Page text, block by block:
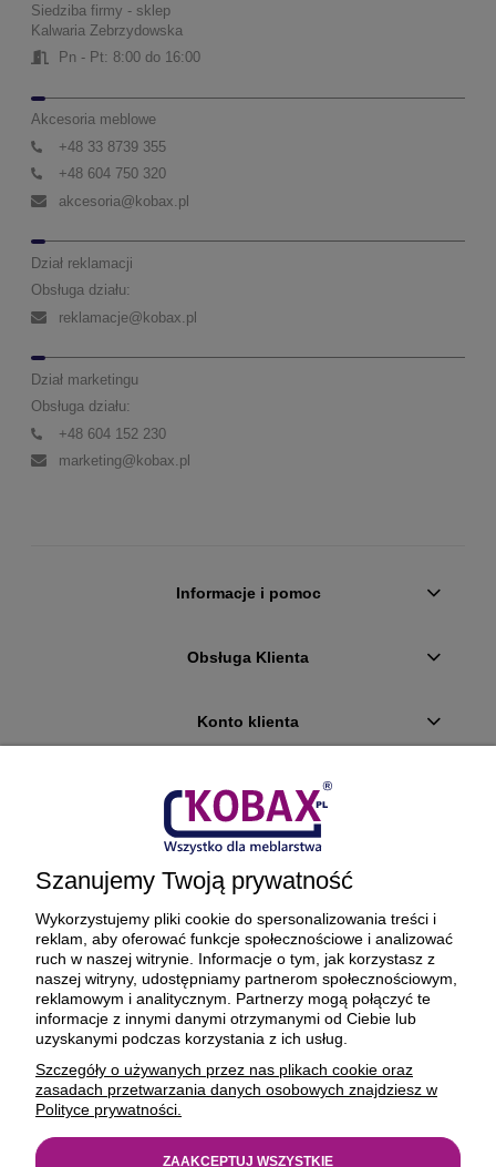
Siedziba firmy - sklep
Kalwaria Zebrzydowska
Pn - Pt: 8:00 do 16:00
Akcesoria meblowe
+48 33 8739 355
+48 604 750 320
akcesoria@kobax.pl
Dział reklamacji
Obsługa działu:
reklamacje@kobax.pl
Dział marketingu
Obsługa działu:
+48 604 152 230
marketing@kobax.pl
Informacje i pomoc
Obsługa Klienta
Konto klienta
Płatności i dostawa
Ciekawostki
O firmie
BEZPIECZNE PŁATNOŚCI ORAZ DOSTAWA
Szanujemy Twoją prywatność
Wykorzystujemy pliki cookie do spersonalizowania treści i
reklam, aby oferować funkcje społecznościowe i analizować
ruch w naszej witrynie. Informacje o tym, jak korzystasz z
naszej witryny, udostępniamy partnerom społecznościowym,
reklamowym i analitycznym. Partnerzy mogą połączyć te
informacje z innymi danymi otrzymanymi od Ciebie lub
uzyskanymi podczas korzystania z ich usług.
Szczegóły o używanych przez nas plikach cookie oraz
zasadach przetwarzania danych osobowych znajdziesz w
Polityce prywatności.
ZAAKCEPTUJ WSZYSTKIE